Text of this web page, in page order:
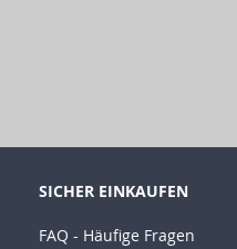
SICHER EINKAUFEN
FAQ - Häufige Fragen